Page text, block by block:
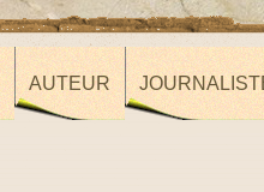
AUTEUR